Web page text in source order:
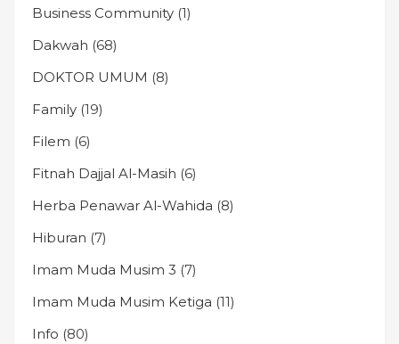
Business Community (1)
Dakwah (68)
DOKTOR UMUM (8)
Family (19)
Filem (6)
Fitnah Dajjal Al-Masih (6)
Herba Penawar Al-Wahida (8)
Hiburan (7)
Imam Muda Musim 3 (7)
Imam Muda Musim Ketiga (11)
Info (80)